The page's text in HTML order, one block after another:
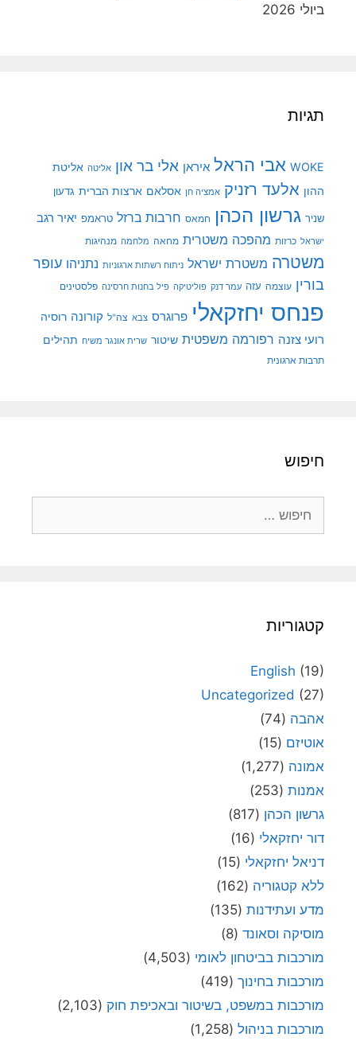
ביולי 2026
תגיות
WOKE אבי הראל איראן אלי בר און אליטה אליטת
ההון אלעד רזניק אמציה חן אסלאם ארצות הברית גדעון
שניר גרשון הכהן חמאס חרבות ברזל טראמפ יאיר רגב
ישראל כרזות מהפכה משטרית מחאה מלחמה מנהיגות
משטרה משטרת ישראל ניתוח רשתות ארגוניות נתניהו עופר
בורין עוצמה עזה עמר דנק פוליטיקה פיל בחנות חרסינה פלסטינים
פנחס יחזקאלי פרוגרס צבא צה"ל קורונה רוסיה
רועי צזנה רפורמה משפטית שיטור שרית אונגר משיח תהילים
תרבות ארגונית
חיפוש
קטגוריות
English (19)
Uncategorized (27)
אהבה (74)
אוטיזם (15)
אמונה (1,277)
אמנות (253)
גרשון הכהן (817)
דור יחזקאלי (16)
דניאל יחזקאלי (15)
ללא קטגוריה (162)
מדע ועתידנות (135)
מוסיקה וסאונד (8)
מורכבות בביטחון לאומי (4,503)
מורכבות בחינוך (419)
מורכבות במשפט, בשיטור ובאכיפת חוק (2,103)
מורכבות בניהול (1,258)